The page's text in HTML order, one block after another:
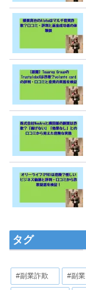
タグ
#副業詐欺 #副業